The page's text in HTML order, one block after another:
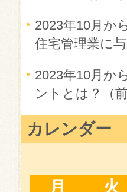
2023年10月か
住宅管理業に
2023年10月か
ントとは？（前
カレンダー
月
火